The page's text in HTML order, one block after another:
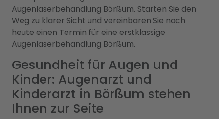
Augenlaserbehandlung Börßum. Starten Sie den
Weg zu klarer Sicht und vereinbaren Sie noch
heute einen Termin für eine erstklassige
Augenlaserbehandlung Börßum.
Gesundheit für Augen und
Kinder: Augenarzt und
Kinderarzt in Börßum stehen
Ihnen zur Seite